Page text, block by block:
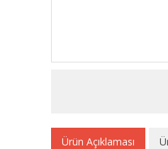
Ürün Açıklaması